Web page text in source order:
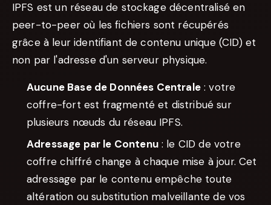
IPFS est un réseau de stockage décentralisé en
peer-to-peer où les fichiers sont récupérés
grâce à leur identifiant de contenu unique (CID) et
non par l'adresse d'un serveur physique.
Aucune Base de Données Centrale: votre
coffre-fort est fragmenté et distribué sur
plusieurs nœuds du réseau IPFS.
Adressage par le Contenu: le CID de votre
coffre chiffré change à chaque mise à jour. Cet
adressage par le contenu empêche toute
altération ou substitution malveillante de vos